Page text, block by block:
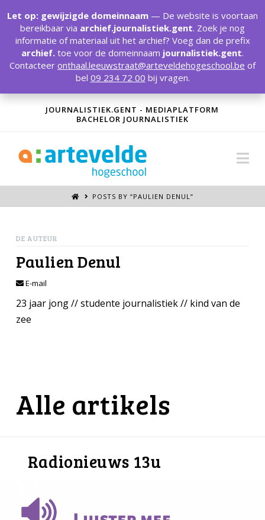
JOURNALISTIEK.GENT - MEDIAPLATFORM
BACHELOR JOURNALISTIEK
POSTS BY “PAULIEN DENUL”
DE AUTEUR
Paulien Denul
E-mail
23 jaar jong // studente journalistiek // kind van de
zee
Alle artikels
Radionieuws 13u
Let op: gewijzigde domeinnaam — De website is voortaan
bereikbaar via archief.journalistiek.gent. Zoek je nog
informatie of materiaal uit het archief? Voeg dan de prefix
archief. toe voor de domeinnaam journalistiek.gent.
Contacteer onthaal.leeuwstraat@arteveldehogeschool.be of
bel 09 234 72 00 bij vragen.